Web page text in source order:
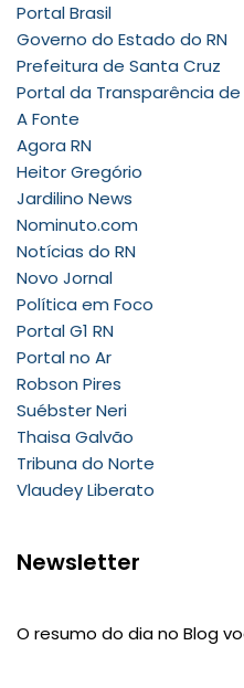
Portal Brasil
Governo do Estado do RN
Prefeitura de Santa Cruz
Portal da Transparência
A Fonte
Agora RN
Heitor Gregório
Jardilino News
Nominuto.com
Notícias do RN
Novo Jornal
Política em Foco
Portal G1 RN
Portal no Ar
Robson Pires
Suébster Neri
Thaisa Galvão
Tribuna do Norte
Vlaudey Liberato
Newsletter
O resumo do dia no Blog